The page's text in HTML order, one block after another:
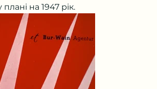
на 1947 рік.